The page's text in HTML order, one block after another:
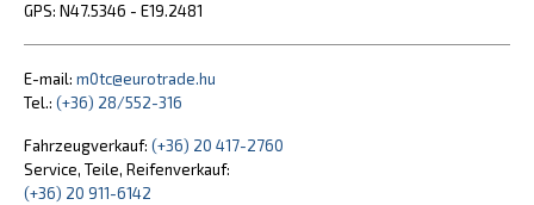
GPS: N47.5346 - E19.2481
E-mail: m0tc@eurotrade.hu
Tel.: (+36) 28/552-316
Fahrzeugverkauf: (+36) 20 417-2760
Service, Teile, Reifenverkauf:
(+36) 20 911-6142